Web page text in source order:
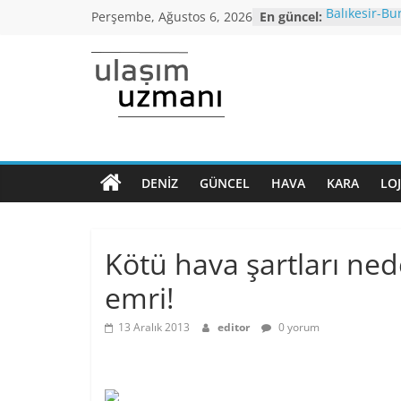
Perşembe, Ağustos 6, 2026 En güncel: Balıkesir-
Dönem
kriterleri
Ulaşım
Uzmanı
UlaşımınDENIZ GÜNCEL HAVA KARA
Kötü hava şartları
emri!
13 Aralık 2013 editor 0 yorum